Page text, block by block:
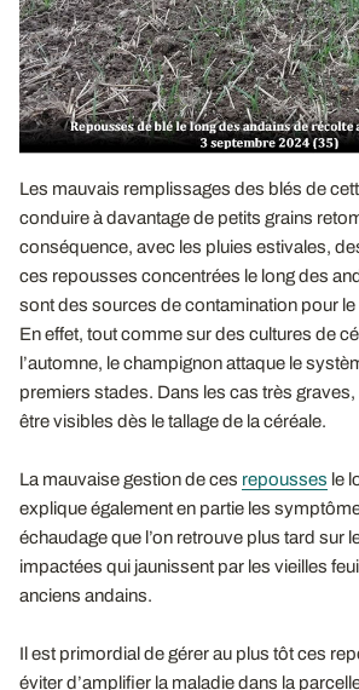
Les mauvais remplissages des blés de
conduire à davantage de petits grains
conséquence, avec les pluies estivales,
ces repousses concentrées le long des
sont des sources de contamination pour le
En effet, tout comme sur des cultures de
l’automne, le champignon attaque le
premiers stades. Dans les cas très
être visibles dès le tallage de la céréale.
La mauvaise gestion de ces repousses le
explique également en partie les
échaudage que l’on retrouve plus tard sur
impactées qui jaunissent par les vieilles
anciens andains.
Il est primordial de gérer au plus tôt ces
éviter d’amplifier la maladie dans la